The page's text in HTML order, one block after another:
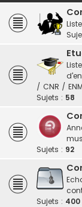
/ CNR /
Sujets : 58
Sujets : 92
Sujets : 400